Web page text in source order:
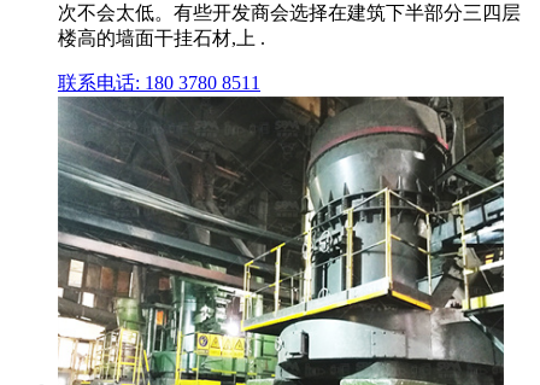
次不会太低。有些开发商会选择在建筑下半部分三四层
楼高的墙面干挂石材,上 .
联系电话: 180 3780 8511